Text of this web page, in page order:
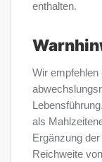
enthalten.
Wir empfehlen
als
Ergänzung
Reichweite